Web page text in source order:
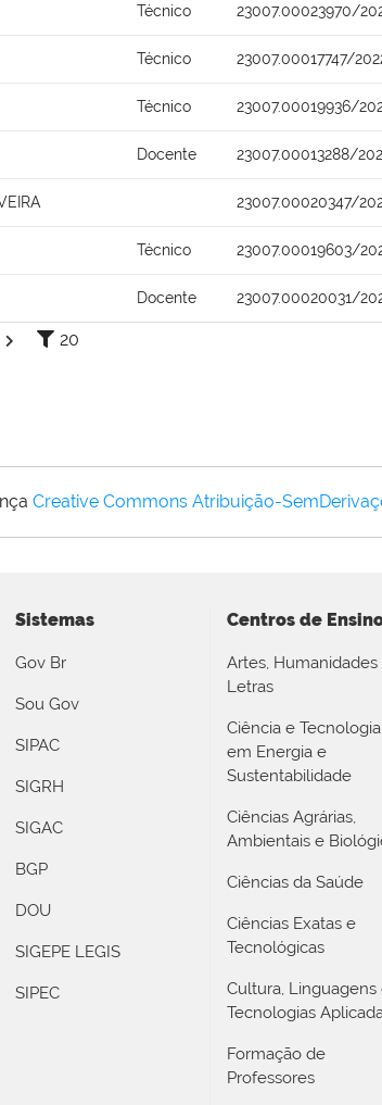
Técnico 23007.00023970/
Técnico 23007.00017747/
Técnico 23007.00019936/
Docente 23007.00013288/
23007.00020347/
Técnico 23007.00019603/
Docente 23007.00020031/
20
Creative Commons Atribuição-
Sistemas
Gov Br
Sou Gov
SIPAC
SIGRH
SIGAC
BGP
DOU
SIGEPE LEGIS
SIPEC
Centros de
Artes, Humanidades
Letras
Ciência e Tecnologia
em Energia e
Sustentabilidade
Ciências Agrárias,
Ambientais e
Ciências da Saúde
Ciências Exatas e
Tecnológicas
Cultura, Linguagens
Tecnologias
Formação de
Professores